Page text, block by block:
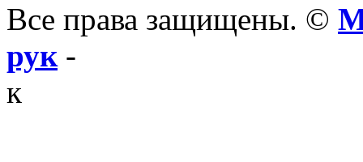
Все права защищены. ©
рук-
к